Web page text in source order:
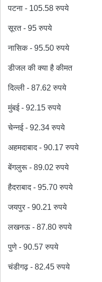
पटना - 105.58 रुपये
सूरत - 95 रुपये
नासिक - 95.50 रुपये
डीजल की क्या है कीमत
दिल्ली - 87.62 रुपये
मुंबई - 92.15 रुपये
चेन्नई - 92.34 रुपये
अहमदाबाद - 90.17 रुपये
बेंगलुरू - 89.02 रुपये
हैदराबाद - 95.70 रुपये
जयपुर - 90.21 रुपये
लखनऊ - 87.80 रुपये
पुणे - 90.57 रुपये
चंडीगढ़ - 82.45 रुपये